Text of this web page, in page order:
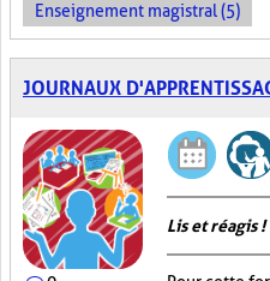
Enseignement magistral (5)
JOURNAUX
Lis et réagis !